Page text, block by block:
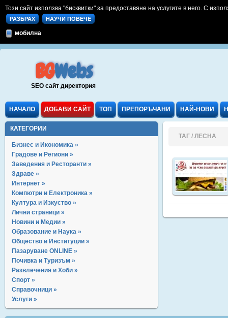
Този сайт използва "бисквитки" за предоставяне на услугите в него. С
РАЗБРАХ НАУЧИ ПОВЕЧЕ
мобилна
BGWebs
SEO сайт директория
НАЧАЛО ДОБАВИ САЙТ ТОП ПРЕПОРЪЧАНИ НАЙ-НОВИ
КАТЕГОРИИ
Бизнес и Икономика »
Градове и Региони »
Заведения и Ресторанти »
Здраве »
Интернет »
Компютри и Електроника »
Култура и Изкуство »
Лични страници »
Новини и Медии »
Образование и Наука »
Общество и Институции »
Пазаруване ONLINE »
Почивка и Туризъм »
Развлечения и Хоби »
Спорт »
Справочници »
Услуги »
ТАГ / ЛЕСНА